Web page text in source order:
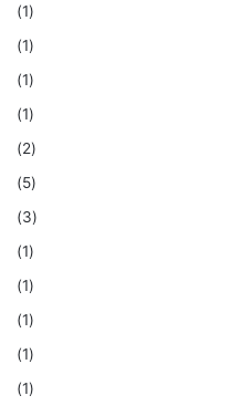
(1)
(1)
(1)
(1)
(2)
(5)
(3)
(1)
(1)
(1)
(1)
(1)